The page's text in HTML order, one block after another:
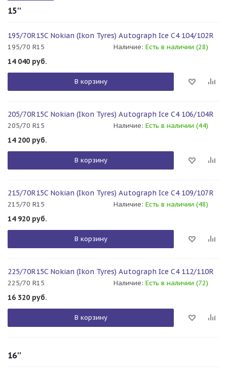
15''
195/70R15C Nokian (Ikon Tyres) Autograph Ice C4 104/102R
195/70 R15 Наличие: Есть в наличии (28)
14 040 руб.
В корзину
205/70R15C Nokian (Ikon Tyres) Autograph Ice C4 106/104R
205/70 R15 Наличие: Есть в наличии (44)
14 200 руб.
В корзину
215/70R15C Nokian (Ikon Tyres) Autograph Ice C4 109/107R
215/70 R15 Наличие: Есть в наличии (48)
14 920 руб.
В корзину
225/70R15C Nokian (Ikon Tyres) Autograph Ice C4 112/110R
225/70 R15 Наличие: Есть в наличии (72)
16 320 руб.
В корзину
16''